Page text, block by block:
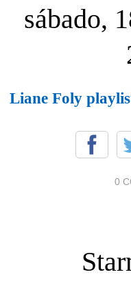
sábado,
Liane Foly
0